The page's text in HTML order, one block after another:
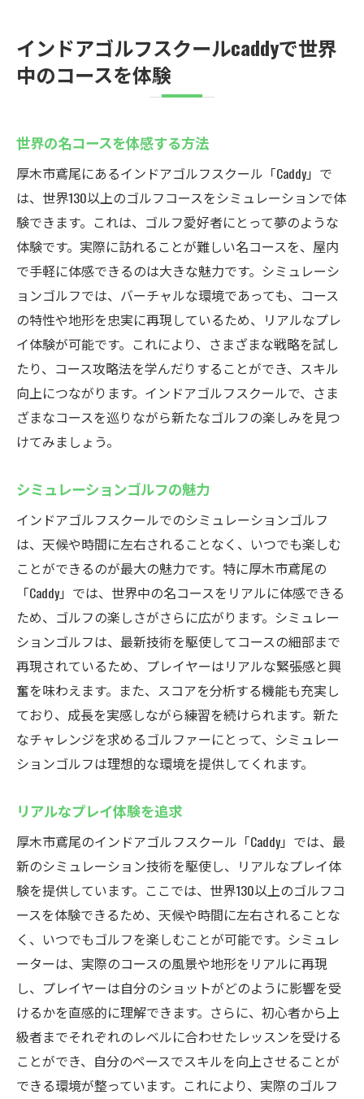
インドアゴルフスクールcaddyで世界
中のコースを体験
世界の名コースを体感する方法
厚木市鳶尾にあるインドアゴルフスクール「Caddy」で
は、世界130以上のゴルフコースをシミュレーションで体
験できます。これは、ゴルフ愛好者にとって夢のような
体験です。実際に訪れることが難しい名コースを、屋内
で手軽に体感できるのは大きな魅力です。シミュレーシ
ョンゴルフでは、バーチャルな環境であっても、コース
の特性や地形を忠実に再現しているため、リアルなプレ
イ体験が可能です。これにより、さまざまな戦略を試し
たり、コース攻略法を学んだりすることができ、スキル
向上につながります。インドアゴルフスクールで、さま
ざまなコースを巡りながら新たなゴルフの楽しみを見つ
けてみましょう。
シミュレーションゴルフの魅力
インドアゴルフスクールでのシミュレーションゴルフ
は、天候や時間に左右されることなく、いつでも楽しむ
ことができるのが最大の魅力です。特に厚木市鳶尾の
「Caddy」では、世界中の名コースをリアルに体感できる
ため、ゴルフの楽しさがさらに広がります。シミュレー
ションゴルフは、最新技術を駆使してコースの細部まで
再現されているため、プレイヤーはリアルな緊張感と興
奮を味わえます。また、スコアを分析する機能も充実し
ており、成長を実感しながら練習を続けられます。新た
なチャレンジを求めるゴルファーにとって、シミュレー
ションゴルフは理想的な環境を提供してくれます。
リアルなプレイ体験を追求
厚木市鳶尾のインドアゴルフスクール「Caddy」では、最
新のシミュレーション技術を駆使し、リアルなプレイ体
験を提供しています。ここでは、世界130以上のゴルフコ
ースを体験できるため、天候や時間に左右されることな
く、いつでもゴルフを楽しむことが可能です。シミュレ
ーターは、実際のコースの風景や地形をリアルに再現
し、プレイヤーは自分のショットがどのように影響を受
けるかを直感的に理解できます。さらに、初心者から上
級者までそれぞれのレベルに合わせたレッスンを受ける
ことができ、自分のペースでスキルを向上させることが
できる環境が整っています。これにより、実際のゴルフ